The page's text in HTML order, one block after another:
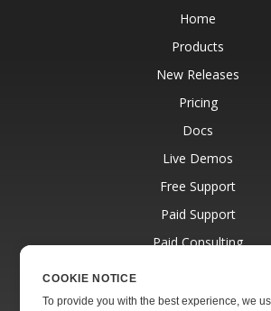
Home
Products
New Releases
Pricing
Docs
Live Demos
Free Support
Paid Support
Paid Consulting
Websites
COOKIE NOTICE
To provide you with the best experience, we